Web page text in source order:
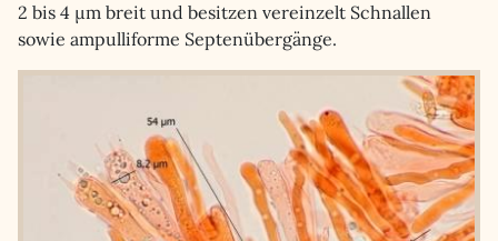
2 bis 4 µm breit und besitzen vereinzelt Schnallen
sowie ampulliforme Septenübergänge.